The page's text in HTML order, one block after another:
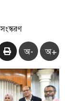
অ- অ+